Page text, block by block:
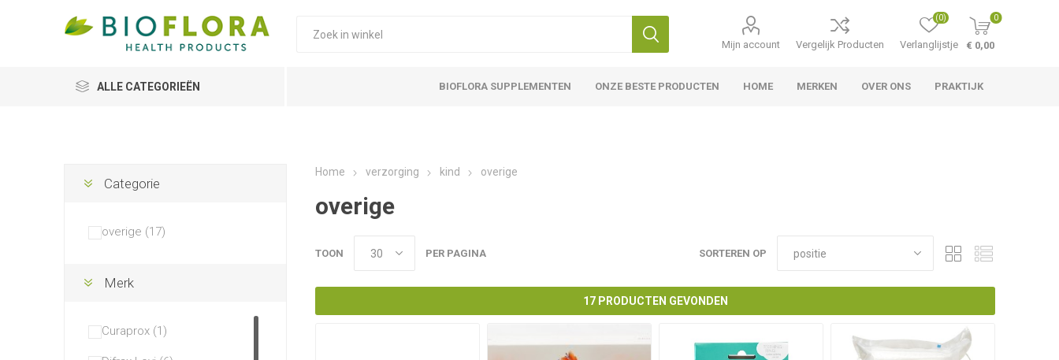
Mijn account Vergelijk Producten Verlanglijstje
(0) 0
€ 0,00
ALLE CATEGORIEËN BIOFLORA SUPPLEMENTEN ONZE BESTE PRODUCTEN HOME MERKEN OVER ONS PRAKTIJK
Home verzorging kind overige
overige
SORTEREN OP
TOON PER PAGINA
17 PRODUCTEN GEVONDEN
Categorie
overige (17)
Merk
Curaprox (1)